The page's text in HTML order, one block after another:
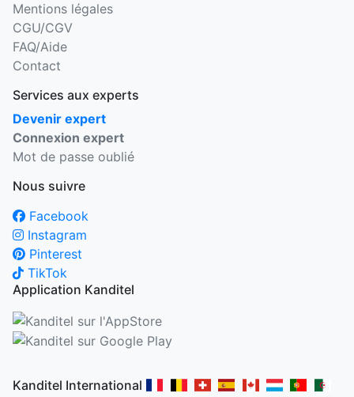
Mentions légales
CGU/CGV
FAQ/Aide
Contact
Services aux experts
Devenir expert
Connexion expert
Mot de passe oublié
Nous suivre
Facebook
Instagram
Pinterest
TikTok
Application Kanditel
Kanditel International